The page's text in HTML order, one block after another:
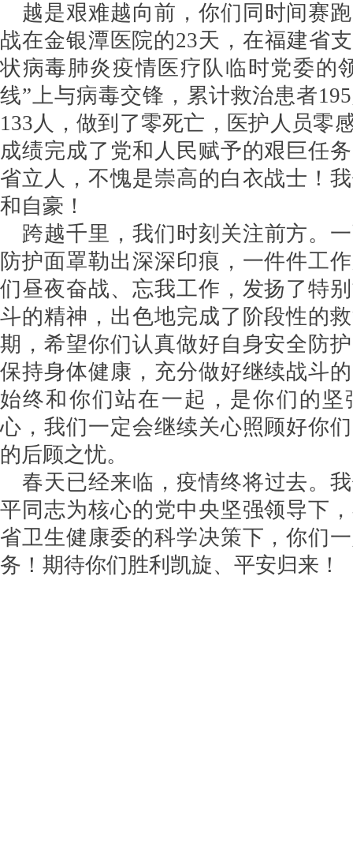
越是艰难越向前，你们同时间赛
战在金银潭医院的23天，在福建省
状病毒肺炎疫情医疗队临时党委的
线”上与病毒交锋，累计救治患者
133人，做到了零死亡，医护人员零
成绩完成了党和人民赋予的艰巨任
省立人，不愧是崇高的白衣战士！
和自豪！
跨越千里，我们时刻关注前方。
防护面罩勒出深深印痕，一件件工
们昼夜奋战、忘我工作，发扬了特
斗的精神，出色地完成了阶段性的
期，希望你们认真做好自身安全防
保持身体健康，充分做好继续战斗
始终和你们站在一起，是你们的
心，我们一定会继续关心照顾好你
的后顾之忧。
春天已经来临，疫情终将过去。
平同志为核心的党中央坚强领导下
省卫生健康委的科学决策下，你们
务！期待你们胜利凯旋、平安归来！